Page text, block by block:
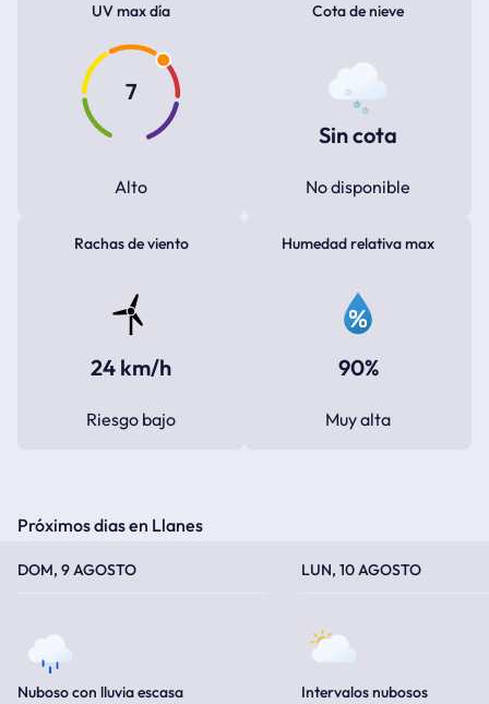
UV max día
7
Alto
Cota de nieve
Sin cota
No disponible
Rachas de viento
24 km/h
Riesgo bajo
Humedad relativa max
90%
Muy alta
Próximos dias en Llanes
DOM, 9 AGOSTO
Nuboso con lluvia escasa
LUN, 10 AGOSTO
Intervalos nubosos